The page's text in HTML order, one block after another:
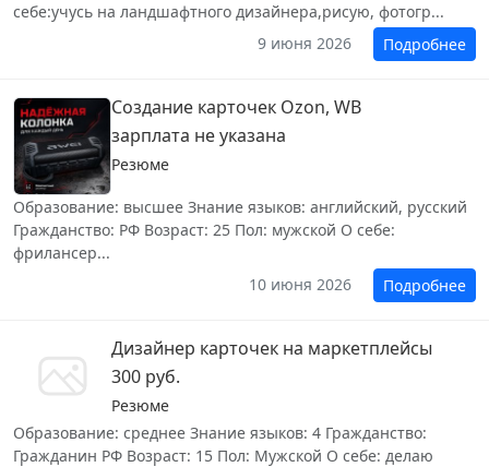
себе:учусь на ландшафтного дизайнера,рисую, фотогр...
9 июня 2026
Подробнее
Создание карточек Ozon, WB
зарплата не указана
Резюме
Образование: высшее Знание языков: английский, русский
Гражданство: РФ Возраст: 25 Пол: мужской О себе:
фрилансер...
10 июня 2026
Подробнее
Дизайнер карточек на маркетплейсы
300 руб.
Резюме
Образование: среднее Знание языков: 4 Гражданство:
Гражданин РФ Возраст: 15 Пол: Мужской О себе: делаю